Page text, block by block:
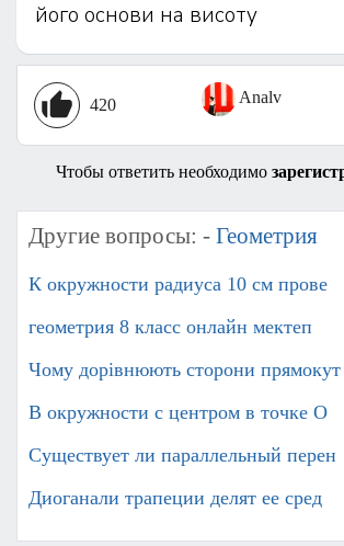
його основи на висоту
420 Analv
Чтобы ответить необходимо
Другие вопросы: - Геометрия
К окружности радиуса 10 см прове
геометрия 8 класс онлайн мектеп​
Чому дорівнюють сторони прямокут
В окружности с центром в точке О
Существует ли параллельный перен
Диоганали трапеции делят ее сред